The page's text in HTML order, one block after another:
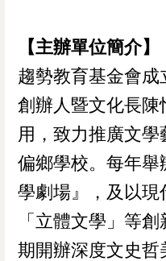
【主辦單位簡介】
趨勢教育基金會成
創辦人暨文化長
用，致力推廣文
偏鄉學校。每年
學劇場』，及以
「立體文學」等
期開辦深度文史